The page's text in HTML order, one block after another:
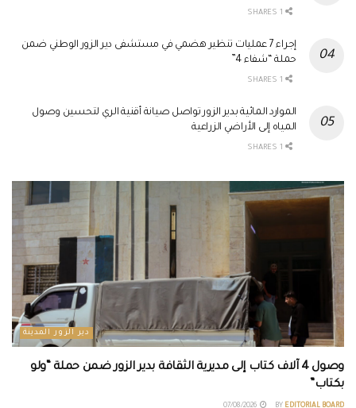
إجراء 7 عمليات تنظير هضمي في مستشفى دير الزور الوطني ضمن
حملة “شفاء 4”
الموارد المائية بدير الزور تواصل صيانة أقنية الري لتحسين وصول
المياه إلى الأراضي الزراعية
دير الزور المدينة
وصول 4 آلاف كتاب إلى مديرية الثقافة بدير الزور ضمن حملة “ولو
بكتاب”